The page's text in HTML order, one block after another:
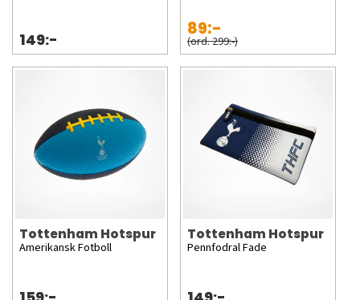
149:-
89:-
(ord. 299:-)
Tottenham Hotspur
Amerikansk Fotboll
Tottenham Hotspur
Pennfodral Fade